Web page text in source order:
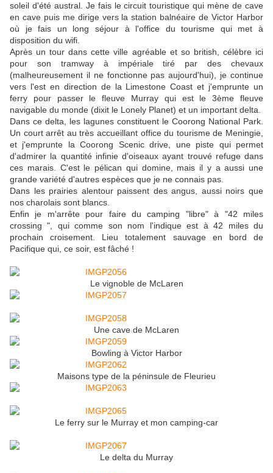
soleil d'été austral. Je fais le circuit touristique qui mène de cave
en cave puis me dirige vers la station balnéaire de Victor Harbor
où je fais un long séjour à l'office du tourisme qui met à
disposition du wifi.
Après un tour dans cette ville agréable et so british, célèbre ici
pour son tramway à impériale tiré par des chevaux
(malheureusement il ne fonctionne pas aujourd'hui), je continue
vers l'est en direction de la Limestone Coast et j'emprunte un
ferry pour passer le fleuve Murray qui est le 3ème fleuve
navigable du monde (dixit le Lonely Planet) et un important delta.
Dans ce delta, les lagunes constituent le Coorong National Park.
Un court arrêt au très accueillant office du tourisme de Meningie,
et j'emprunte la Coorong Scenic drive, une piste qui permet
d'admirer la quantité infinie d'oiseaux ayant trouvé refuge dans
ces marais. C'est le pélican qui domine, mais il y a aussi une
grande variété d'autres espèces que je ne connais pas.
Dans les prairies alentour paissent des angus, aussi noirs que
nos charolais sont blancs.
Enfin je m'arrête pour faire du camping "libre" à "42 miles
crossing ", qui comme son nom l'indique est à 42 miles du
prochain croisement. Lieu totalement sauvage en bord de
Pacifique qui, ce soir, est fâché !
Le vignoble de McLaren
Une cave de McLaren
Bowling à Victor Harbor
Maisons type de la péninsule de Fleurieu
Le ferry sur le Murray et mon camping-car
Le delta du Murray